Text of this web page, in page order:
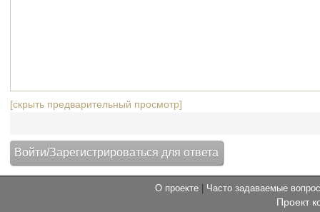
[скрыть предварительный просмотр]
О проекте Часто задаваемые
Проект